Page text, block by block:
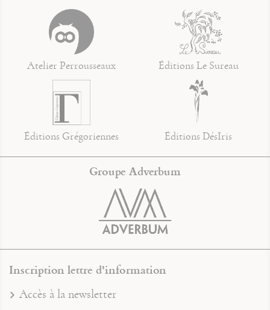
Atelier Perrousseaux Éditions Le Sureau
Éditions Grégoriennes Éditions DésIris
Groupe Adverbum
Inscription lettre d'information
Accès à la newsletter